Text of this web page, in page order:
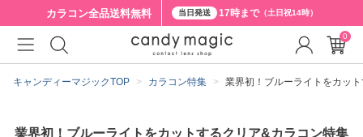
カラコン全品送料無料 当日発送 17時まで（土日祝14時）
キャンディーマジックTOP カラコン特集 業界初！ブルーライトをカッ
業界初！ブルーライトをカットするクリア&カラコン特集
0